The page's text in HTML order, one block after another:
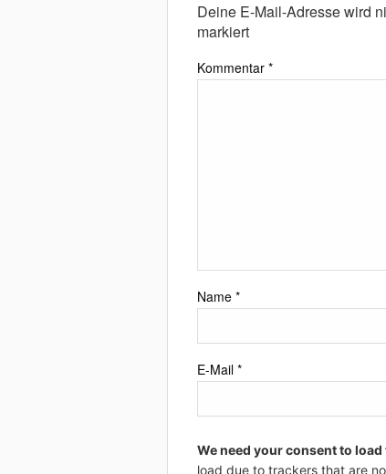
Deine E-Mail-Adresse wird
markiert
Kommentar *
Name *
E-Mail *
We need your consent to
load due to trackers that are